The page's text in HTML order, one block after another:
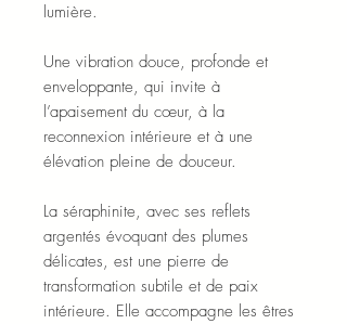
lumière.
Une vibration douce, profonde et
enveloppante, qui invite à
l’apaisement du cœur, à la
reconnexion intérieure et à une
élévation pleine de douceur.
La séraphinite, avec ses reflets
argentés évoquant des plumes
délicates, est une pierre de
transformation subtile et de paix
intérieure. Elle accompagne les êtres